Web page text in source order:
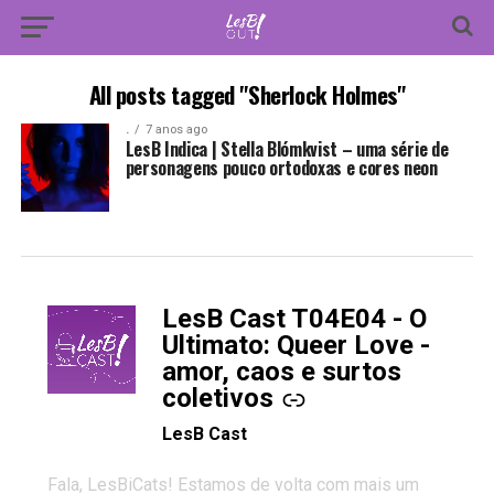
All posts tagged "Sherlock Holmes"
. 7 anos ago
LesB Indica | Stella Blómkvist – uma série de
personagens pouco ortodoxas e cores neon
LesB Cast T04E04 - O
Ultimato: Queer Love -
amor, caos e surtos
coletivos
-
LesB Cast
Fala, LesBiCats! Estamos de volta com mais um